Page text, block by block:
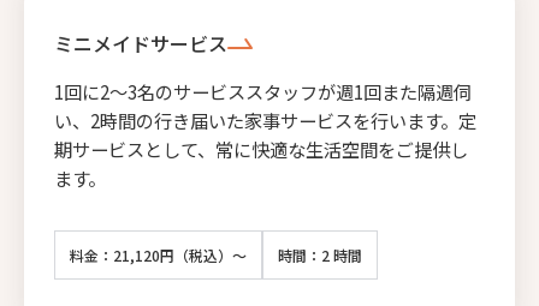
ミニメイドサービス
1回に2〜3名のサービススタッフが週1回また隔週伺
い、2時間の行き届いた家事サービスを行います。定
期サービスとして、常に快適な生活空間をご提供し
ます。
料金：21,120円（税込）～ 時間：2 時間